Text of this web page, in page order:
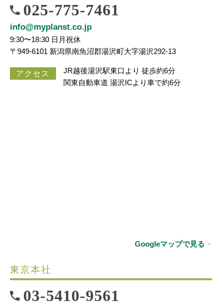
025-775-7461
info@myplanst.co.jp
9:30〜18:30 日月祝休
〒949-6101 新潟県南魚沼郡湯沢町大字湯沢292-13
アクセス
JR越後湯沢駅東口より 徒歩約6分
関東自動車道 湯沢ICより車で約6分
Googleマップで見る
東京本社
03-5410-9561